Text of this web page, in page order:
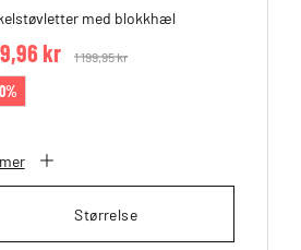
med blokkhæl
Price reduced from
1 199,95 krto
kr
Størrelse